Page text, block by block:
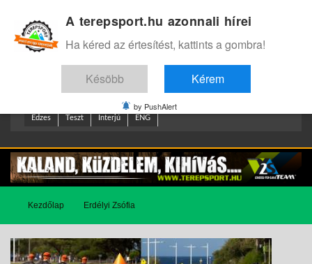
Edzes Teszt Interjú ENG
Kezdőlap Erdélyi Zsófia
A terepsport.hu azonnali hírei
Ha kéred az értesítést, kattints a gombra!
Késöbb Kérem
by PushAlert